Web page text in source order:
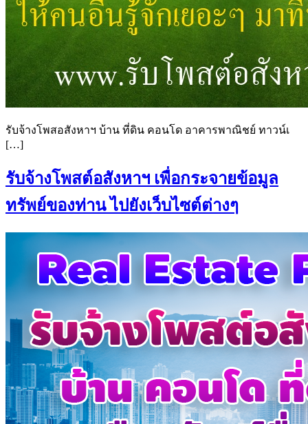
รับจ้างโพสอสังหาฯ บ้าน ที่ดิน คอนโด อาคารพาณิชย์ ทาวน์เ
[…]
รับจ้างโพสต์อสังหาฯ เพื่อกระจายข้อมูล
ทรัพย์ของท่าน ไปยังเว็บไซต์ต่างๆ